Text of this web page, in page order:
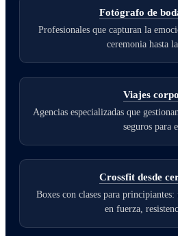
Fotógrafo de
Profesionales que capturan la
ceremonia hasta
Viajes
Agencias especializadas que
seguros para
Crossfit desde
Boxes con clases para
en fuerza,